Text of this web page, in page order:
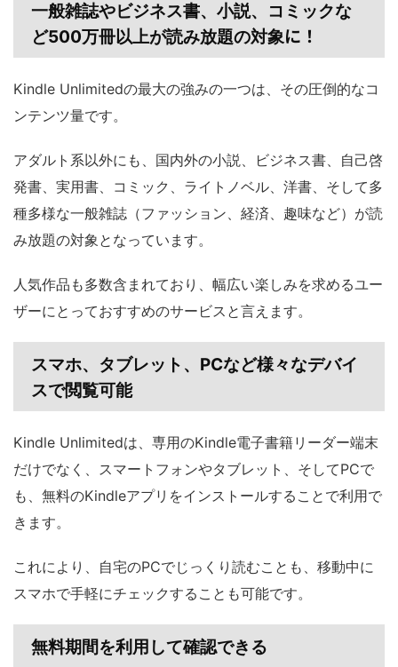
一般雑誌やビジネス書、小説、コミックな
ど500万冊以上が読み放題の対象に！
Kindle Unlimitedの最大の強みの一つは、その圧倒的なコ
ンテンツ量です。
アダルト系以外にも、国内外の小説、ビジネス書、自己啓
発書、実用書、コミック、ライトノベル、洋書、そして多
種多様な一般雑誌（ファッション、経済、趣味など）が読
み放題の対象となっています。
人気作品も多数含まれており、幅広い楽しみを求めるユー
ザーにとっておすすめのサービスと言えます。
スマホ、タブレット、PCなど様々なデバイ
スで閲覧可能
Kindle Unlimitedは、専用のKindle電子書籍リーダー端末
だけでなく、スマートフォンやタブレット、そしてPCで
も、無料のKindleアプリをインストールすることで利用で
きます。
これにより、自宅のPCでじっくり読むことも、移動中に
スマホで手軽にチェックすることも可能です。
無料期間を利用して確認できる